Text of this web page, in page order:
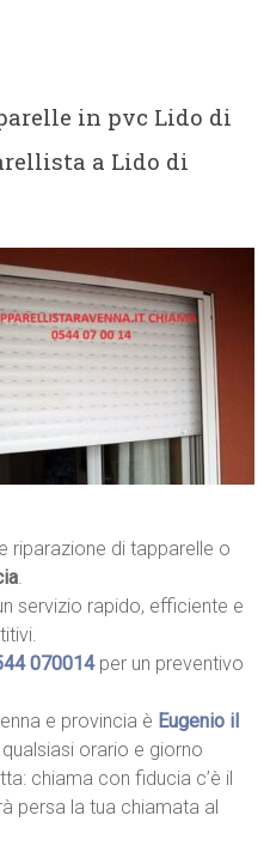
in pvc Lido di
a Lido di
riparazione di tapparelle o
.
servizio rapido, efficiente e
070014per un preventivo
e provincia è Eugenio il
orario e giorno
chiama con fiducia c’è il
persa la tua chiamata al